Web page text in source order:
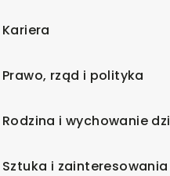
Kariera
Prawo, rząd i polityka
Rodzina i wychowanie
Sztuka i zainteresowania